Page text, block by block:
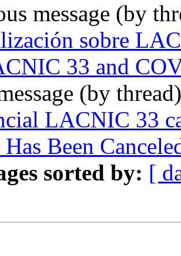
message (by
sobre
33 and
(by
LACNIC 33
Been
sorted by: [